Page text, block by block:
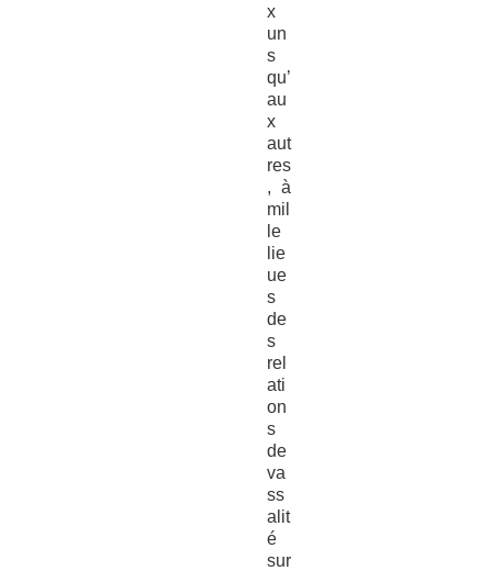
x
un
s
qu’
au
x
aut
res
, à
mil
le
lie
ue
s
de
s
rel
ati
on
s
de
va
ss
alit
é
sur